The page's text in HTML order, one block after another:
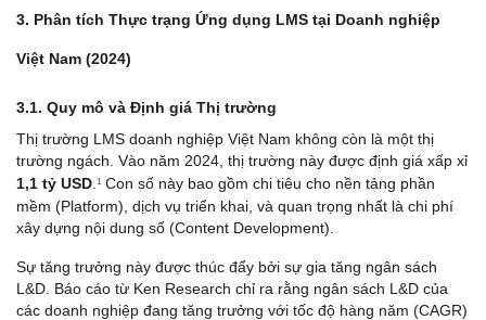
3. Phân tích Thực trạng Ứng dụng LMS tại Doanh nghiệp
Việt Nam (2024)
3.1. Quy mô và Định giá Thị trường
Thị trường LMS doanh nghiệp Việt Nam không còn là một thị
1,1 tỷ USD 1 Con số này bao gồm chi tiêu cho nền tảng phần
mềm (Platform), dịch vụ triển khai, và quan trọng nhất là chi phí
xây dựng nội dung số (Content Development).
Sự tăng trưởng này được thúc đẩy bởi sự gia tăng ngân sách
L&D. Báo cáo từ Ken Research chỉ ra rằng ngân sách L&D của
các doanh nghiệp đang tăng trưởng với tốc độ hàng năm (CAGR)